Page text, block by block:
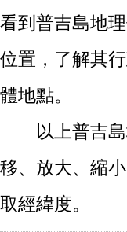
看到普吉島地
位置，了解其
體地點。
以上普吉
移、放大、縮
取經緯度。